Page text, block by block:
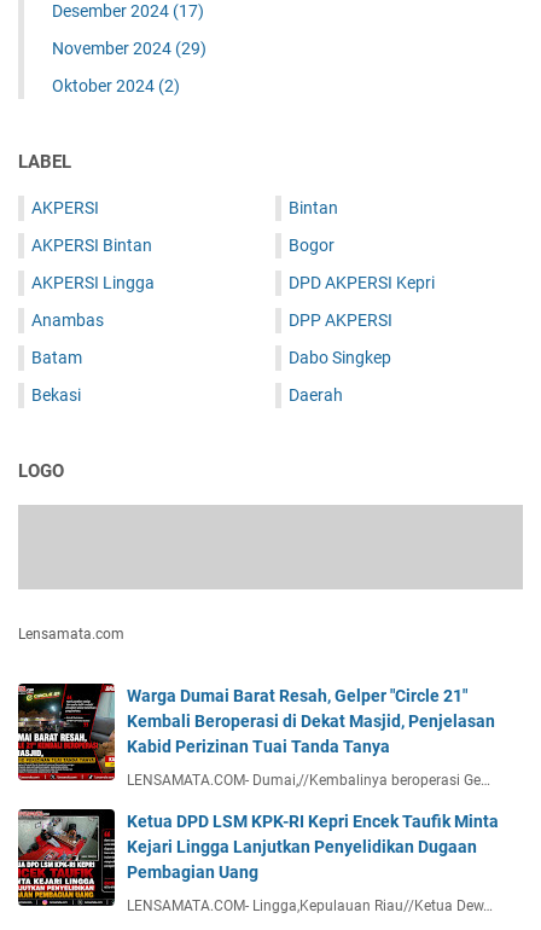
Desember 2024 (17)
November 2024 (29)
Oktober 2024 (2)
LABEL
AKPERSI
AKPERSI Bintan
AKPERSI Lingga
Anambas
Batam
Bekasi
Bintan
Bogor
DPD AKPERSI Kepri
DPP AKPERSI
Dabo Singkep
Daerah
LOGO
Lensamata.com
Warga Dumai Barat Resah, Gelper "Circle 21"
Kembali Beroperasi di Dekat Masjid, Penjelasan
Kabid Perizinan Tuai Tanda Tanya
LENSAMATA.COM- Dumai,//Kembalinya beroperasi Ge…
Ketua DPD LSM KPK-RI Kepri Encek Taufik Minta
Kejari Lingga Lanjutkan Penyelidikan Dugaan
Pembagian Uang
LENSAMATA.COM- Lingga,Kepulauan Riau//Ketua Dew…